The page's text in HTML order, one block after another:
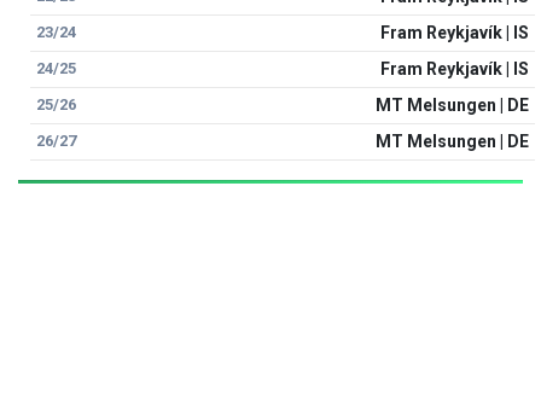
23/24 Fram Reykjavík | IS
24/25 Fram Reykjavík | IS
25/26 MT Melsungen | DE
26/27 MT Melsungen | DE